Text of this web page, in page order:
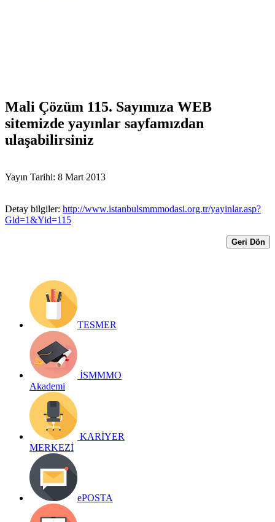
Mali Çözüm 115. Sayımıza WEB
sitemizde yayınlar sayfamızdan
ulaşabilirsiniz
Yayın Tarihi: 8 Mart 2013
Detay bilgiler: http://www.istanbulsmmmodasi.org.tr/yayinlar.asp?
Gid=1&Yid=115
Geri Dön
TESMER
İSMMMO
Akademi
KARİYER
MERKEZİ
ePOSTA